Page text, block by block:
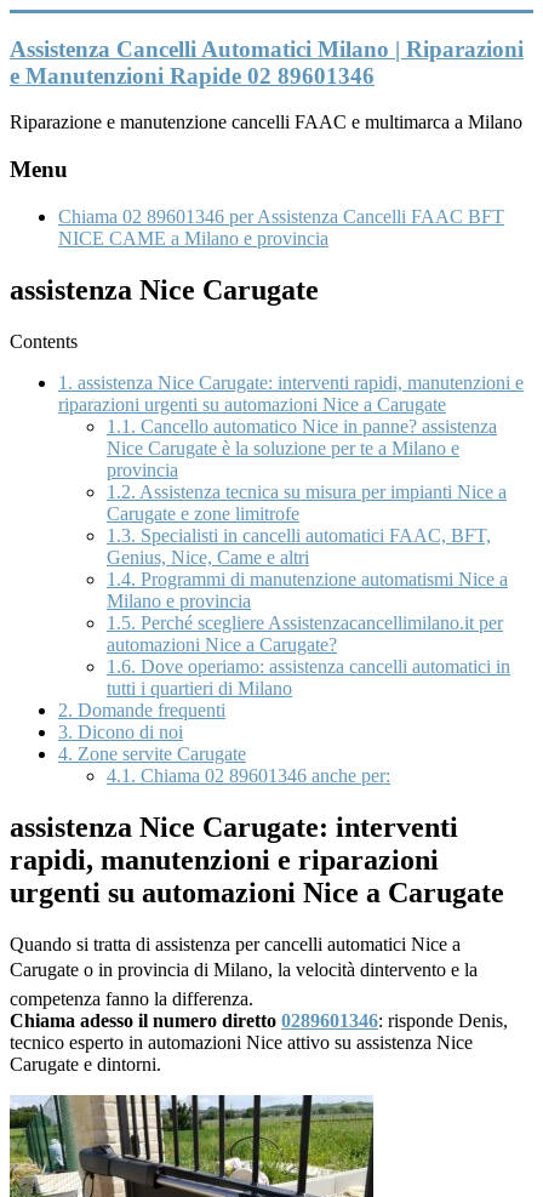
al
contenuto
Assistenza Cancelli Automatici Milano | Riparazioni
e Manutenzioni Rapide 02 89601346
Riparazione e manutenzione cancelli FAAC e multimarca a Milano
Menu
Chiama 02 89601346 per Assistenza Cancelli FAAC BFT
NICE CAME a Milano e provincia
assistenza Nice Carugate
Contents
1. assistenza Nice Carugate: interventi rapidi, manutenzioni e
riparazioni urgenti su automazioni Nice a Carugate
1.1. Cancello automatico Nice in panne? assistenza
Nice Carugate è la soluzione per te a Milano e
provincia
1.2. Assistenza tecnica su misura per impianti Nice a
Carugate e zone limitrofe
1.3. Specialisti in cancelli automatici FAAC, BFT,
Genius, Nice, Came e altri
1.4. Programmi di manutenzione automatismi Nice a
Milano e provincia
1.5. Perché scegliere Assistenzacancellimilano.it per
automazioni Nice a Carugate?
1.6. Dove operiamo: assistenza cancelli automatici in
tutti i quartieri di Milano
2. Domande frequenti
3. Dicono di noi
4. Zone servite Carugate
4.1. Chiama 02 89601346 anche per:
assistenza Nice Carugate: interventi
rapidi, manutenzioni e riparazioni
urgenti su automazioni Nice a Carugate
Quando si tratta di assistenza per cancelli automatici Nice a
Carugate o in provincia di Milano, la velocità dintervento e la
competenza fanno la differenza.
Chiama adesso il numero diretto 0289601346: risponde Denis,
tecnico esperto in automazioni Nice attivo su assistenza Nice
Carugate e dintorni.